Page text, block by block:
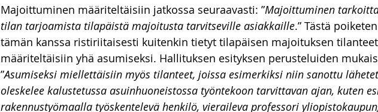
Majoittuminen määriteltäisiin jatkossa seuraavasti: ”Majoittuminen
tilan tarjoamista tilapäistä majoitusta tarvitseville asiakkaille.” Tästä
tämän kanssa ristiriitaisesti kuitenkin tietyt tilapäisen majoituksen tilanteet
määriteltäisiin yhä asumiseksi. Hallituksen esityksen perusteluiden
”Asumiseksi miellettäisiin myös tilanteet, joissa esimerkiksi niin sanottu
oleskelee kalustetussa asuinhuoneistossa työntekoon tarvittavan ajan, kuten
rakennustyömaalla työskentelevä henkilö, vieraileva professori